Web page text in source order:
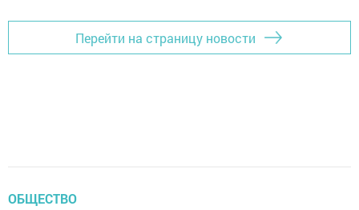
Перейти на страницу новости
ОБЩЕСТВО